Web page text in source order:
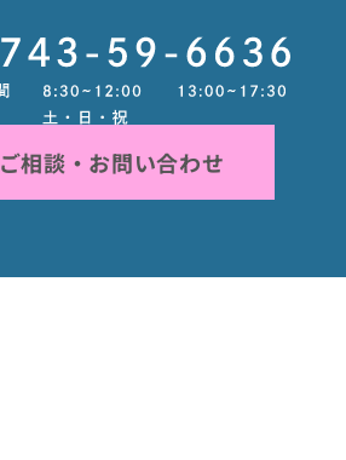
ご相談・お問い合わせ